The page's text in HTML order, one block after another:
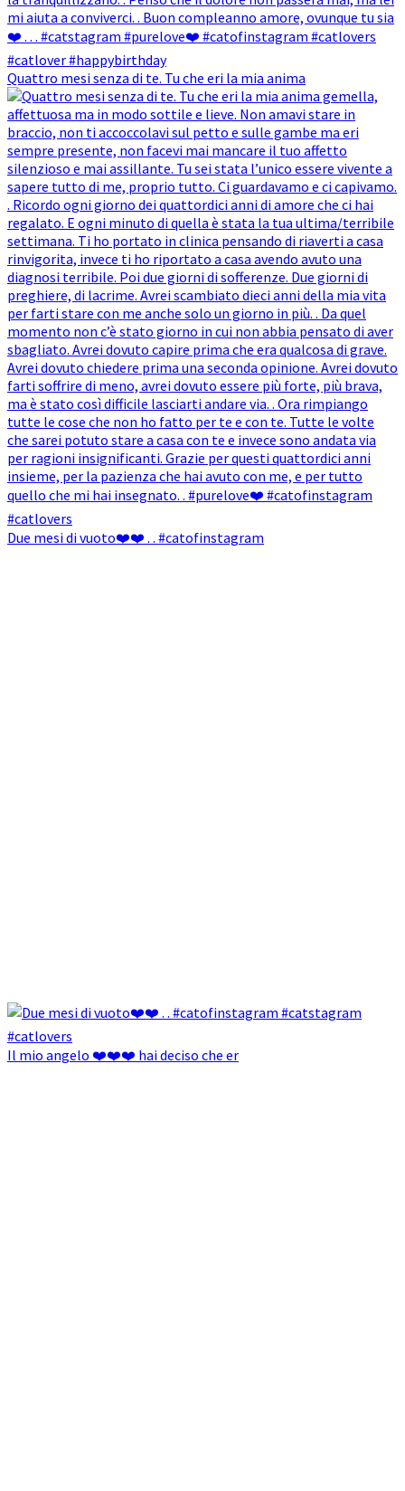
Quattro mesi senza di te. Tu che eri la mia anima
Due mesi di vuoto❤️❤️ . . #catofinstagram
Il mio angelo ❤️❤️❤️ hai deciso che er